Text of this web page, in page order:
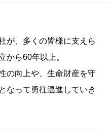
が、多くの皆様に支えら
から60年以上。
の向上や、生命財産を守
なって勇往邁進していき